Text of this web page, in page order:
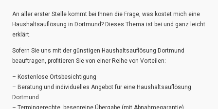
An aller erster Stelle kommt bei Ihnen die Frage, was kostet mich eine
Haushaltsauflösung in Dortmund? Dieses Thema ist bei und ganz leicht
erklärt.
Sofern Sie uns mit der günstigen Haushaltsauflösung Dortmund
beauftragen, profitieren Sie von einer Reihe von Vorteilen:
– Kostenlose Ortsbesichtigung
– Beratung und individuelles Angebot für eine Haushaltsauflösung
Dortmund